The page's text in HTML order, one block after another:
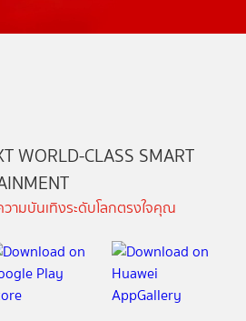
WORLD-CLASS SMART
ามบันเทิงระดับโลกตรงใจคุณ